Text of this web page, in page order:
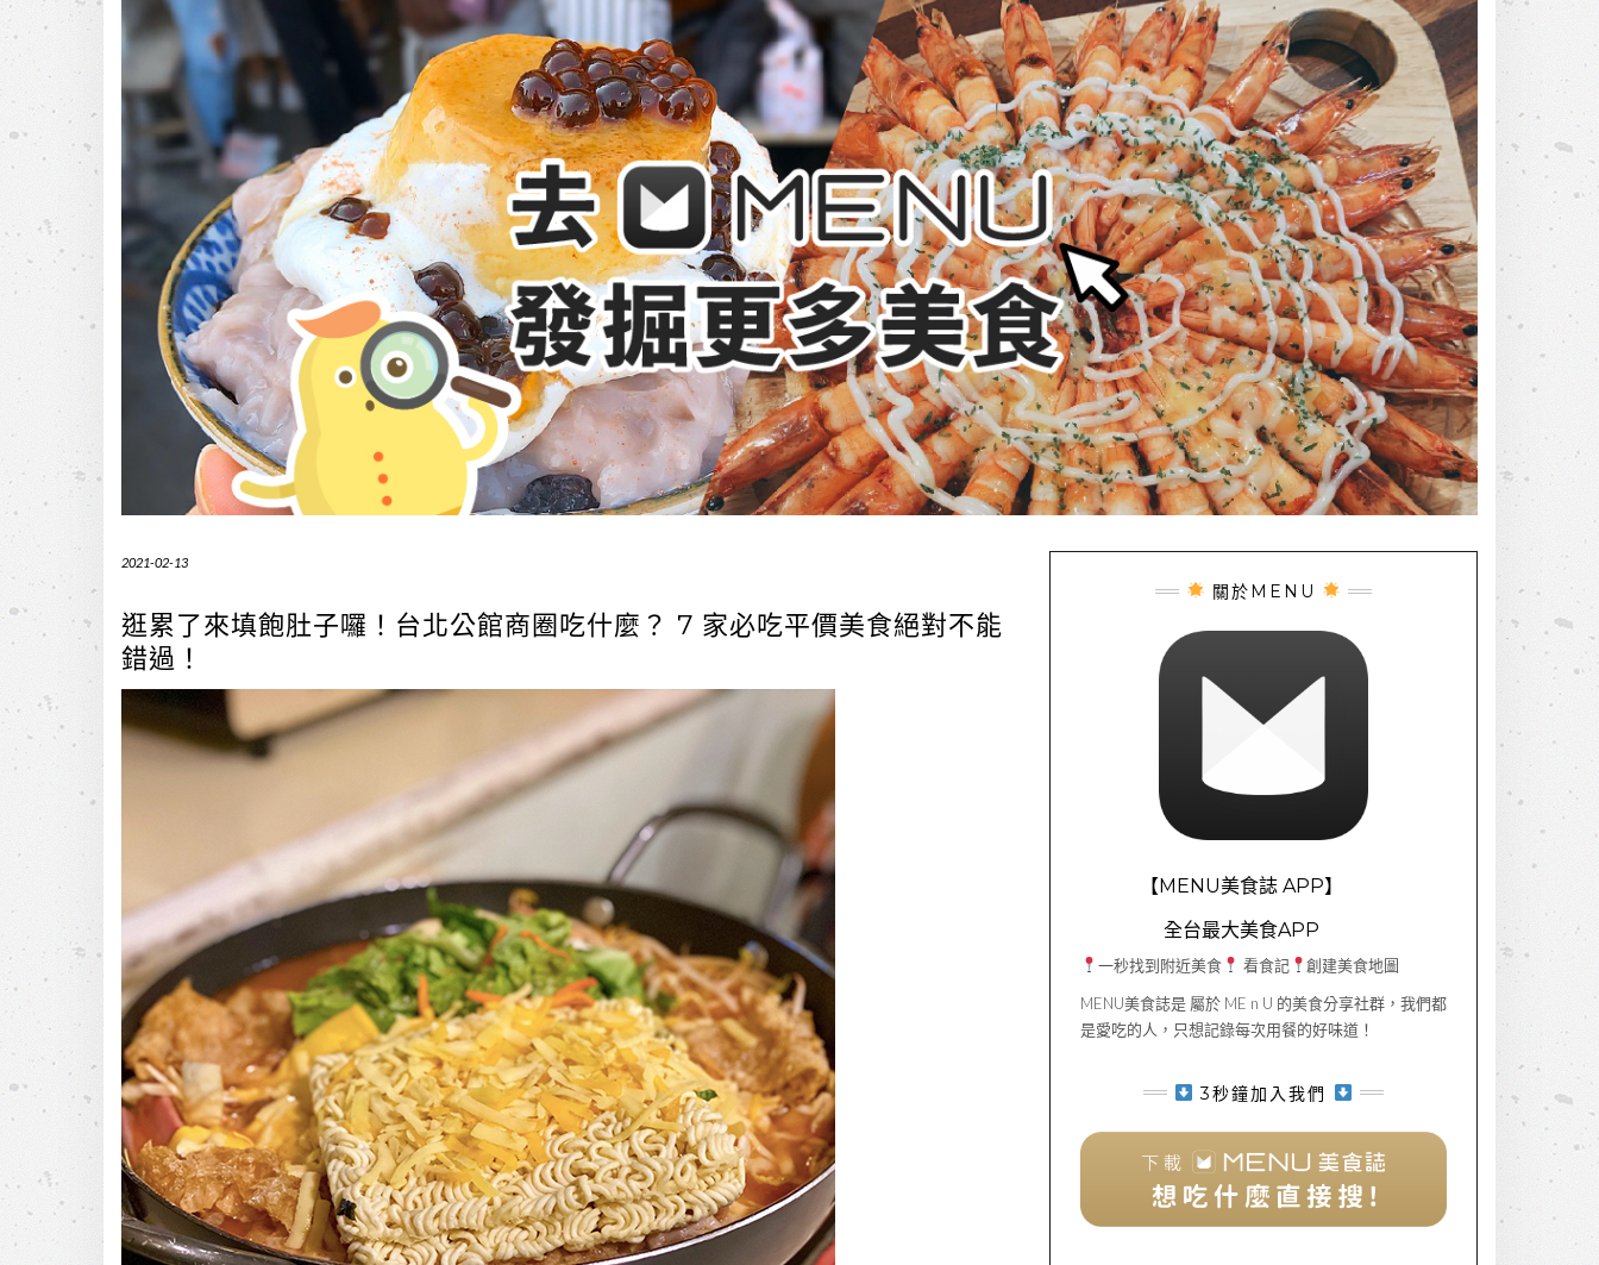
2021-02-13
逛累了來填飽肚子囉！台北公館商圈吃什麼？ 7 家必吃平價美食絕對不能
錯過！
關於MENU
【MENU美食誌 APP】
全台最大美食APP
一秒找到附近美食 看食記
創建美食地圖
MENU美食誌是 屬於 ME n U 的美食分享社群，我們都
是愛吃的人，只想記錄每次用餐的好味道！
3秒鐘加入我們